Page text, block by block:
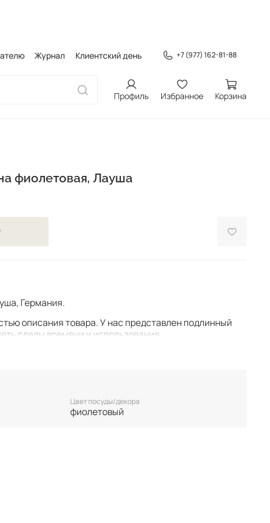
Журнал Клиентский день +7 (977) 162-81-88
Профиль Избранное Корзина
фиолетовая, Лауша
Германия.
описания товара. У нас представлен подлинный
следы времени и использования.
Все важные для вас нюансы по размеру и
единственном экземпляре. Бронь возможна только
Цвет посуды/декора
фиолетовый